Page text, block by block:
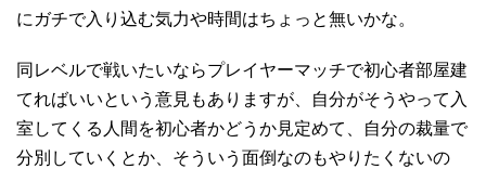
にガチで入り込む気力や時間はちょっと無いかな。
同レベルで戦いたいならプレイヤーマッチで初心者部屋建
てればいいという意見もありますが、自分がそうやって入
室してくる人間を初心者かどうか見定めて、自分の裁量で
分別していくとか、そういう面倒なのもやりたくないの